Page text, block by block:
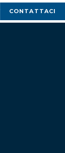
CONTATTACI